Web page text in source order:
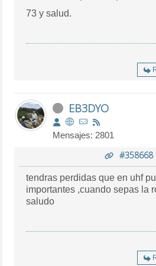
73 y salud.
EB3DYO
Mensajes: 2801
#358668
tendras perdidas que en uhf
importantes ,cuando sepas la
saludo